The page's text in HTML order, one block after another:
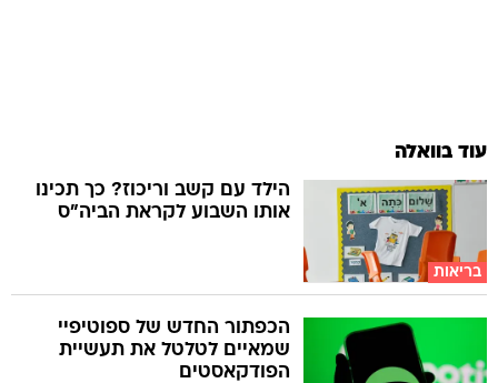
עוד בוואלה
בריאות
הילד עם קשב וריכוז? כך תכינו
אותו השבוע לקראת הביה"ס
הכפתור החדש של ספוטיפיי
שמאיים לטלטל את תעשיית
הפודקאסטים